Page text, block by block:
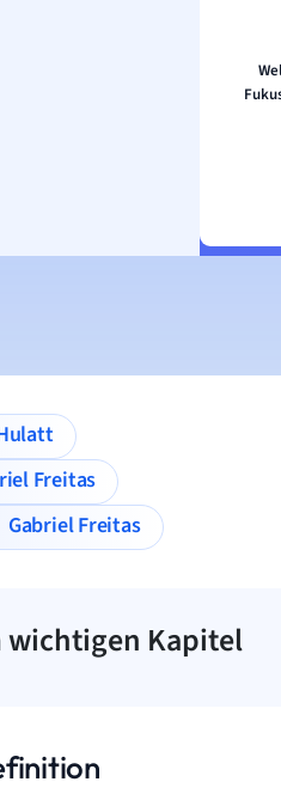
Hulatt
Freitas
Gabriel Freitas
wichtigen Kapitel